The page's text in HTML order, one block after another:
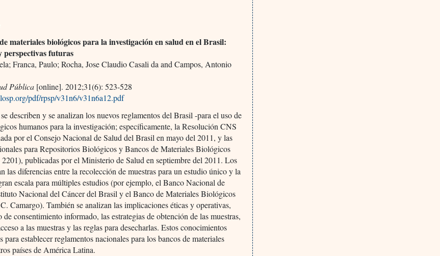
materiales biológicos para la investigación en salud en el Brasil:
perspectivas futuras
Franca, Paulo; Rocha, Jose Claudio Casali da and Campos, Antonio
Pública [online]. 2012;31(6): 523-528
pdf/rpsp/v31n6/v31n6a12.pdf
describen y se analizan los nuevos reglamentos del Brasil -para el uso de
humanos para la investigación; específicamente, la Resolución CNS
por el Consejo Nacional de Salud del Brasil en mayo del 2011, y las
para Repositorios Biológicos y Bancos de Materiales Biológicos
2201), publicadas por el Ministerio de Salud en septiembre del 2011. Los
las diferencias entre la recolección de muestras para un estudio único y la
escala para múltiples estudios (por ejemplo, el Banco Nacional de
Nacional del Cáncer del Brasil y el Banco de Materiales Biológicos
Camargo). También se analizan las implicaciones éticas y operativas,
de consentimiento informado, las estrategias de obtención de las muestras,
a las muestras y las reglas para desecharlas. Estos conocimientos
para establecer reglamentos nacionales para los bancos de materiales
países de América Latina.